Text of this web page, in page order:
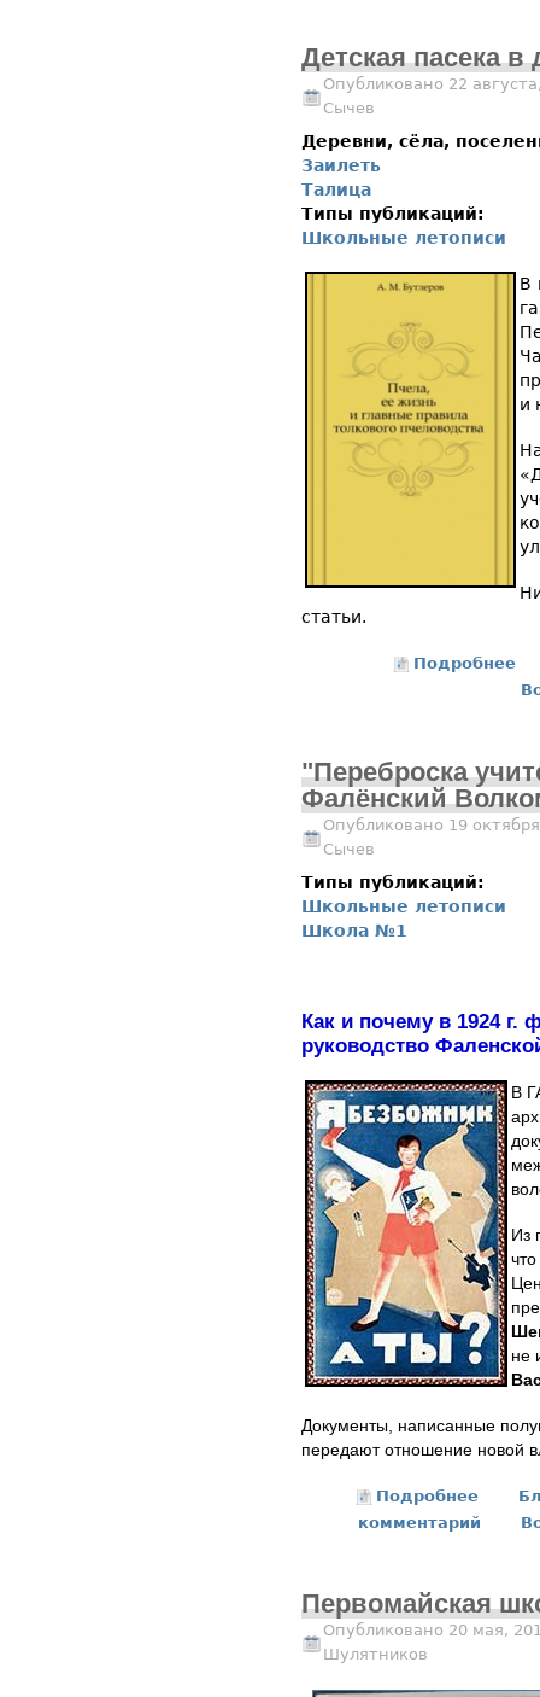
Детская пасека в
Опубликовано 22
Сычев
Деревни, сёла,
Заилеть
Талица
Типы публикаций:
Школьные летописи
В
и
статьи.
Подробнее
"Переброска
Фалёнский
Опубликовано 19
Сычев
Типы публикаций:
Школьные летописи
Школа №1
Как и почему в 1924 г.
руководство
В
Из
не
Документы, написанные
передают отношение новой
Подробнее о
комментарий
Первомайская
Опубликовано 20 мая,
Шулятников